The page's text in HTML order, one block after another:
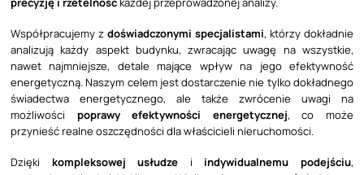
Współpracujemy z doświadczonymi specjalistami, którzy dokładnie
analizują każdy aspekt budynku, zwracając uwagę na wszystkie,
nawet najmniejsze, detale mające wpływ na jego efektywność
energetyczną. Naszym celem jest dostarczenie nie tylko dokładnego
świadectwa energetycznego, ale także zwrócenie uwagi na
możliwości poprawy efektywności energetycznej, co może
przynieść realne oszczędności dla właścicieli nieruchomości.
Dzięki kompleksowej usłudze i indywidualnemu podejściu,